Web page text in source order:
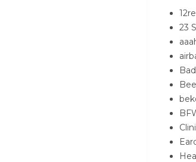
23